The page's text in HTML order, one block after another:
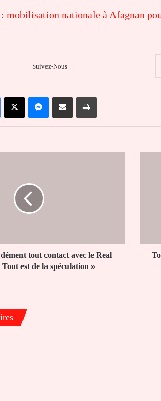
mobilisation nationale à Afagnan
Suivez-Nous
FacebookX MessengerPartager par email Imprimer
tout contact avec le Real
est de la spéculation »
édition